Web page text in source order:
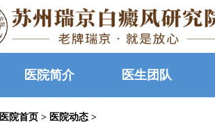
医院简介 医生团队
医院首页 > 医院动态 >